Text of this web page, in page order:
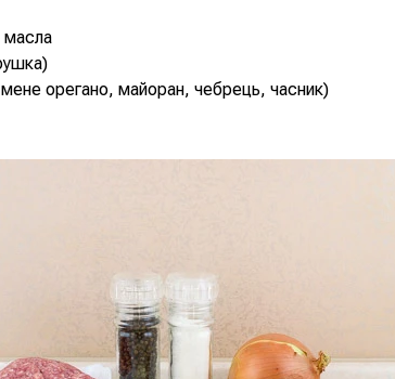
масла
орегано, майоран, чебрець, часник)